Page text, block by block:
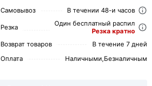
Самовывоз
В течении 48-и часов
Резка
Один бесплатный распил
Резка кратно
Возврат товаров
В течение 7 дней
Оплата
Наличными,Безналичным